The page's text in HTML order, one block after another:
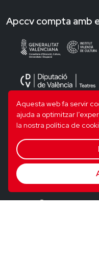
Aquesta web fa servir
ajuda a optimitzar
la nostra política de
Apccv compta amb